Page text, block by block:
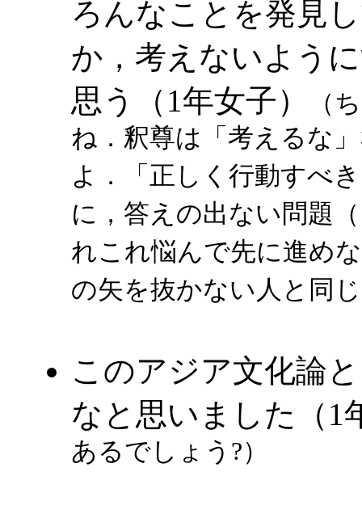
ろんなことを発見
か，考えないよう
思う（1年女子）
（
ね．釈尊は「考えるな
よ．「正しく行動すべ
に，答えの出ない問題
れこれ悩んで先に進め
の矢を抜かない人と同
このアジア文化論
なと思いました（1
あるでしょう?）